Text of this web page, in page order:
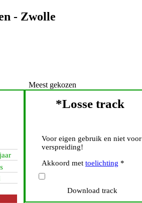
- Zwolle
Meest gekozen
*Losse track
Voor eigen gebruik en niet voor
verspreiding!
Akkoord met toelichting *
Download track